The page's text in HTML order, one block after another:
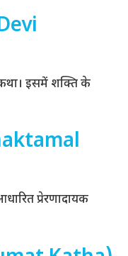
कथा। इसमें शक्ति के
प्रेरणादायक